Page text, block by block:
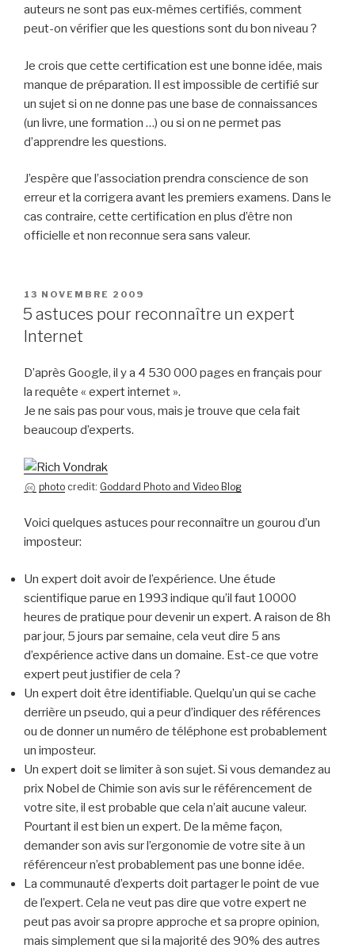
auteurs ne sont pas eux-mêmes certifiés, comment
peut-on vérifier que les questions sont du bon niveau ?
Je crois que cette certification est une bonne idée, mais
manque de préparation. Il est impossible de certifié sur
un sujet si on ne donne pas une base de connaissances
(un livre, une formation …) ou si on ne permet pas
d’apprendre les questions.
J’espère que l’association prendra conscience de son
erreur et la corrigera avant les premiers examens. Dans le
cas contraire, cette certification en plus d’être non
officielle et non reconnue sera sans valeur.
PUBLIÉ
LE
13 NOVEMBRE 2009
5 astuces pour reconnaître un expert
Internet
D’après Google, il y a 4 530 000 pages en français pour
la requête « expert internet ».
Je ne sais pas pour vous, mais je trouve que cela fait
beaucoup d’experts.
photo credit: Goddard Photo and Video Blog
Voici quelques astuces pour reconnaître un gourou d’un
imposteur:
Un expert doit avoir de l’expérience. Une étude
scientifique parue en 1993 indique qu’il faut 10000
heures de pratique pour devenir un expert. A raison de 8h
par jour, 5 jours par semaine, cela veut dire 5 ans
d’expérience active dans un domaine. Est-ce que votre
expert peut justifier de cela ?
Un expert doit être identifiable. Quelqu’un qui se cache
derrière un pseudo, qui a peur d’indiquer des références
ou de donner un numéro de téléphone est probablement
un imposteur.
Un expert doit se limiter à son sujet. Si vous demandez au
prix Nobel de Chimie son avis sur le référencement de
votre site, il est probable que cela n’ait aucune valeur.
Pourtant il est bien un expert. De la même façon,
demander son avis sur l’ergonomie de votre site à un
référenceur n’est probablement pas une bonne idée.
La communauté d’experts doit partager le point de vue
de l’expert. Cela ne veut pas dire que votre expert ne
peut pas avoir sa propre approche et sa propre opinion,
mais simplement que si la majorité des 90% des autres